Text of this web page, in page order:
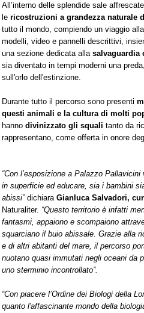
All’interno delle splendide sale
le ricostruzioni a grandezza naturale
tutto il mondo, compiendo un viaggio
modelli, video e pannelli descrittivi,
una sezione dedicata alla salvaguardia
sia diventato in tempi moderni una
sull'orlo dell'estinzione.
Durante tutto il percorso sono presenti
questi animali e la cultura di molti
hanno divinizzato gli squali tanto da
rappresentano, come offerta in onore
“Con l’esposizione a Palazzo
in superficie ed educare, sia i bambini
abissi”dichiara Gianluca Salvadori,
Naturaliter. “Questo territorio è infatti
fantasmi, appaiono e scompaiono
squarciano il buio abissale. Grazie alla
e di altri abitanti del mare, il percorso
nuotano quasi immutati negli oceani da
uno sterminio incontrollato”.
“Con piacere l’Ordine dei Biologi della
quanto l'affascinante mondo della